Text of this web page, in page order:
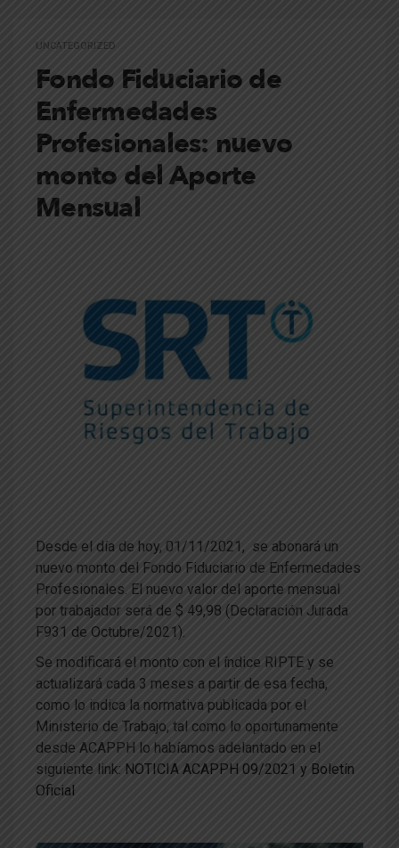
UNCATEGORIZED
Fondo Fiduciario de
Enfermedades
Profesionales: nuevo
monto del Aporte
Mensual
Desde el día de hoy, 01/11/2021, se abonará un
nuevo monto del Fondo Fiduciario de Enfermedades
Profesionales. El nuevo valor del aporte mensual
por trabajador será de $ 49,98 (Declaración Jurada
F931 de Octubre/2021).
Se modificará el monto con el índice RIPTE y se
actualizará cada 3 meses a partir de esa fecha,
como lo indica la normativa publicada por el
Ministerio de Trabajo, tal como lo oportunamente
desde ACAPPH lo habíamos adelantado en el
siguiente link: NOTICIA ACAPPH 09/2021 y Boletín
Oficial